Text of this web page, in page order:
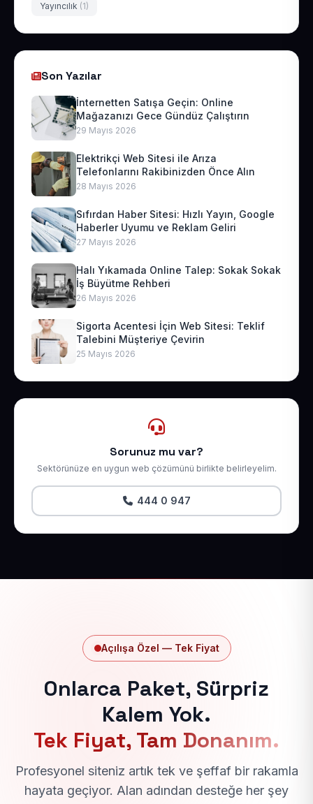
Yayıncılık (1)
Son Yazılar
İnternetten Satışa Geçin: Online
Mağazanızı Gece Gündüz Çalıştırın
29 Mayıs 2026
Elektrikçi Web Sitesi ile Arıza
Telefonlarını Rakibinizden Önce Alın
28 Mayıs 2026
Sıfırdan Haber Sitesi: Hızlı Yayın, Google
Haberler Uyumu ve Reklam Geliri
27 Mayıs 2026
Halı Yıkamada Online Talep: Sokak Sokak
İş Büyütme Rehberi
26 Mayıs 2026
Sigorta Acentesi İçin Web Sitesi: Teklif
Talebini Müşteriye Çevirin
25 Mayıs 2026
Sorunuz mu var?
Sektörünüze en uygun web çözümünü birlikte belirleyelim.
444 0 947
Açılışa Özel — Tek Fiyat
Onlarca Paket, Sürpriz
Kalem Yok.
Tek Fiyat, Tam Donanım.
Profesyonel siteniz artık tek ve şeffaf bir rakamla
hayata geçiyor. Alan adından desteğe her şey